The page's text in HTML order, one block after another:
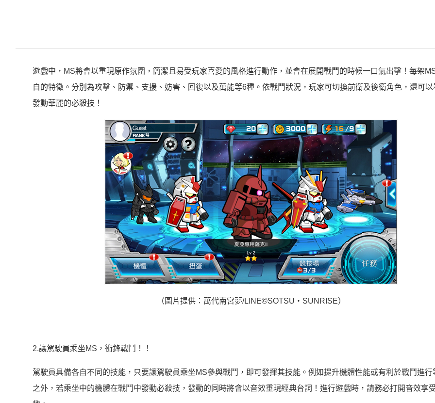
遊戲中，MS將會以重現原作氛圍，簡潔且易受玩家喜愛的風格進行動作，並會在展開戰鬥的時候一口氣出擊！每架
自的特徵。分別為攻擊、防禦、支援、妨害、回復以及萬能等6種。依戰鬥狀況，玩家可切換前衛及後衛角色，還可
發動華麗的必殺技！
（圖片提供：萬代南宮夢/LINE©SOTSU・SUNRISE）
2.讓駕駛員乘坐MS，衝鋒戰鬥！！
駕駛員具備各自不同的技能，只要讓駕駛員乘坐MS參與戰鬥，即可發揮其技能。例如提升機體性能或有利於戰鬥進行
之外，若乘坐中的機體在戰鬥中發動必殺技，發動的同時將會以音效重現經典台詞！進行遊戲時，請務必打開音效享